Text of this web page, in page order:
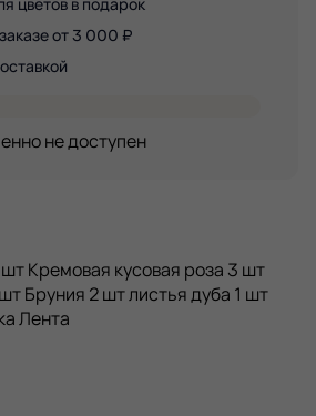
от 3 000 ₽
не доступен
Кремовая кусовая роза 3 шт
Бруния 2 шт листья дуба 1 шт
Лента